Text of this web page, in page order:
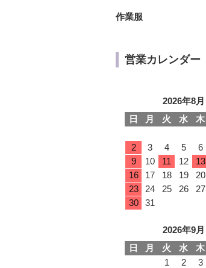
作業服
営業カレンダー
2026年8月
日
月 火 水 木
2
3 4 5 6
9
10 11 12 13
16
17 18 19 20
23
24 25 26 27
30
31
2026年9月
日
月 火 水 木
1
2 3